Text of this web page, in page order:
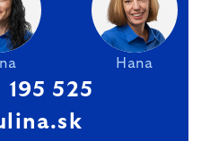
Hana
195 525